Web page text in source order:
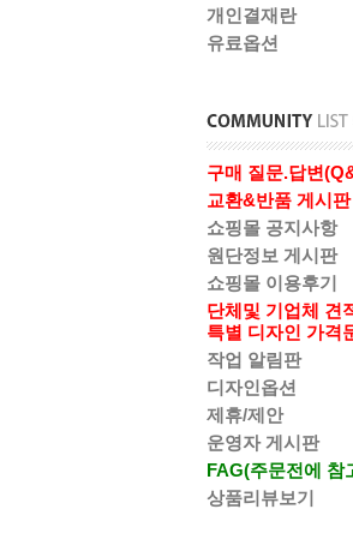
개인결재란
유료옵션
구매 질문.답변
교환&반품 게시판
쇼핑몰 공지사항
원단정보 게시판
쇼핑몰 이용후기
단체및 기업체 견
특별 디자인 가격
작업 알림판
디자인옵션
제휴/제안
운영자 게시판
FAG(주문전에 참
상품리뷰보기